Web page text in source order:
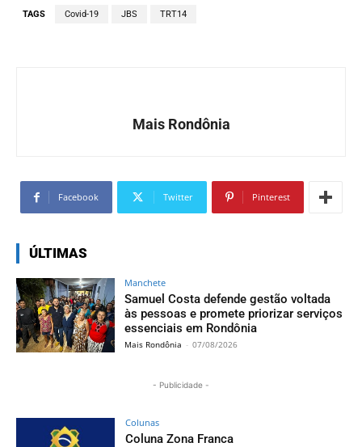
TAGS Covid-19 JBS TRT14
Mais Rondônia
Facebook Twitter Pinterest
ÚLTIMAS
Manchete
Samuel Costa defende gestão voltada
às pessoas e promete priorizar serviços
essenciais em Rondônia
Mais Rondônia - 07/08/2026
- Publicidade -
Colunas
Coluna Zona Franca